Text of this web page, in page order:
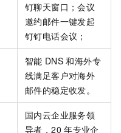
钉聊天窗口；会议
邀约邮件一键发起
钉钉电话会议；
智能 DNS 和海外专
线满足客户对海外
邮件的稳定收发。
国内云企业服务领
导者，20 年专业企